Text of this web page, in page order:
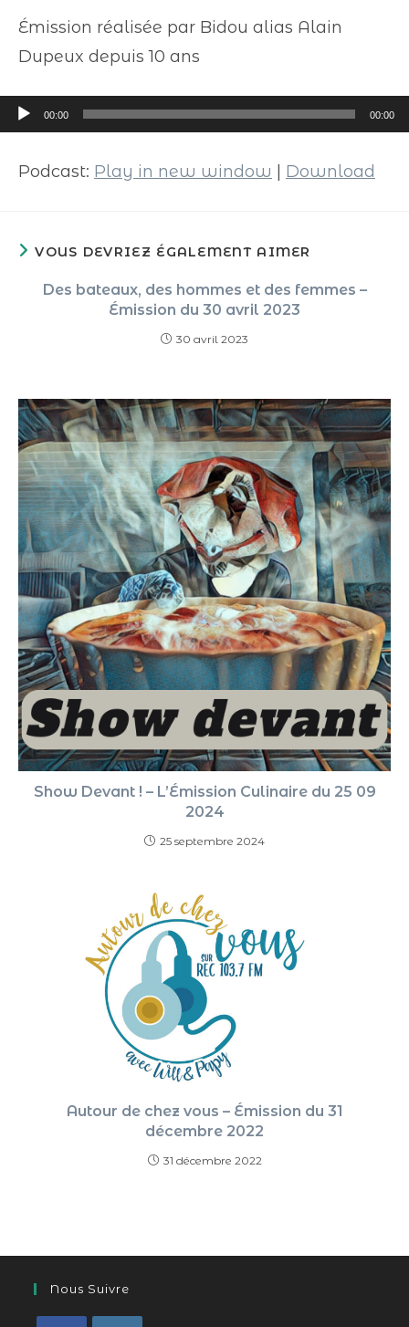
Émission réalisée par Bidou alias Alain
Dupeux depuis 10 ans
Lecteur
audio
00:00 00:00
Podcast: Play in new window Download
VOUS DEVRIEZ ÉGALEMENT AIMER
Des bateaux, des hommes et des femmes –
Émission du 30 avril 2023
30 avril 2023
Show Devant ! – L’Émission Culinaire du 25 09
2024
25 septembre 2024
Autour de chez vous – Émission du 31
décembre 2022
31 décembre 2022
Nous Suivre